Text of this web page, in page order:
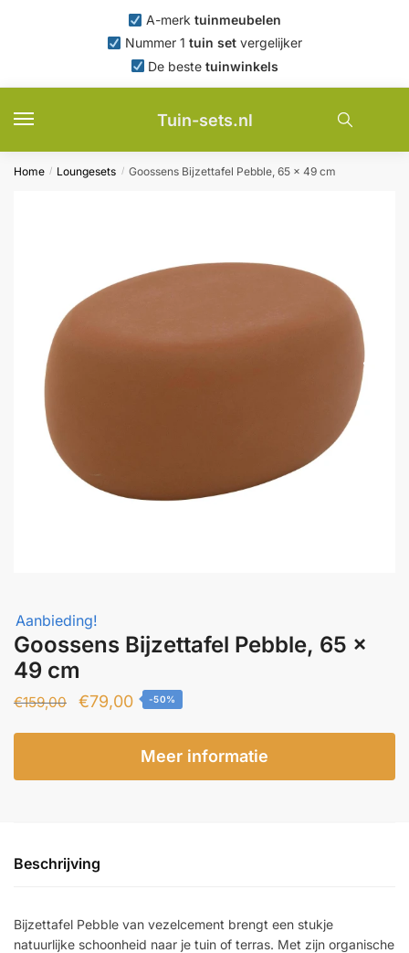
A-merk tuinmeubelen
Nummer 1 tuin set vergelijker
De bestetuinwinkels
Tuin-sets.nl
Home / Loungesets / Goossens Bijzettafel Pebble, 65 x 49 cm
Aanbieding!
Goossens Bijzettafel Pebble, 65 x
49 cm
€159,00
Oorspronkelijke
€159,00.
€79,00Huidige
is:
€79,00.
-50%
Meer informatie
Beschrijving
Bijzettafel Pebble van vezelcement brengt een stukje
natuurlijke schoonheid naar je tuin of terras. Met zijn organische